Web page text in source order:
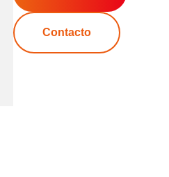
Contacto